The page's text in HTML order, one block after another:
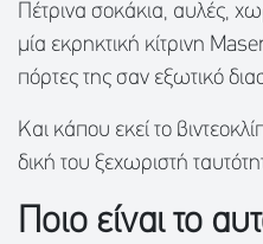
Πέτρινα σοκάκια, αυλές,
μία εκρηκτική κίτρινη
πόρτες της σαν εξωτικό
Και κάπου εκεί το
δική του ξεχωριστή
Ποιο είναι το